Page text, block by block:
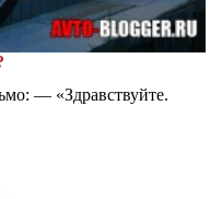
— «Здравствуйте.